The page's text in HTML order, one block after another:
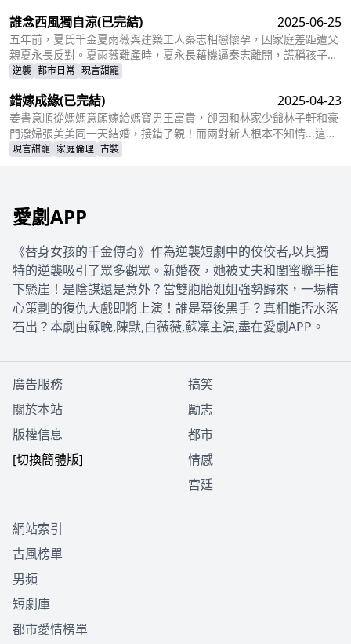
誰念西風獨自涼(已完結) 2025-06-25
五年前，夏氏千金夏雨薇與建築工人秦志相戀懷孕，因家庭差距遭父
親夏永長反對。夏雨薇難產時，夏永長藉機逼秦志離開，謊稱孩子夭
折，實則把孩子小蝶交給秦志。秦志工地事故後失智，父女拾荒為
騙。小蝶為救父接近她，她憑藉護身符和雞湯味道發現真相。夏永長
與江正陽阻撓，夏雨薇救下父女，秦志甦醒，一家團圓，夏永長悔
悟，夏雨薇繼承家業，與秦志重歸於好。
逆襲 都市日常 現言甜寵
錯嫁成緣(已完結) 2025-04-23
姜書意順從媽媽意願嫁給媽寶男王富貴，卻因和林家少爺林子軒和豪
門潑婦張美美同一天結婚，接錯了親！而兩對新人根本不知情...這場
洞錯房的鬧劇會如何收場？
現言甜寵 家庭倫理 古裝
愛劇APP
《替身女孩的千金傳奇》作為逆襲短劇中的佼佼者,以其獨
特的逆襲吸引了眾多觀眾。新婚夜，她被丈夫和閨蜜聯手推
下懸崖！是陰謀還是意外？當雙胞胎姐姐強勢歸來，一場精
心策劃的復仇大戲即將上演！誰是幕後黑手？真相能否水落
石出？本劇由蘇晚,陳默,白薇薇,蘇凜主演,盡在愛劇APP。
廣告服務
關於本站
版權信息
[切換簡體版]
搞笑
勵志
都市
情感
宮廷
網站索引
古風榜單
男頻
短劇庫
都市愛情榜單